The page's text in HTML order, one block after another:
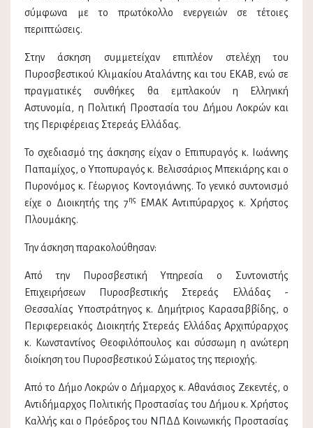
σύμφωνα με το πρωτόκολλο ενεργειών σε τέτοιες
περιπτώσεις.
Στην άσκηση συμμετείχαν επιπλέον στελέχη του
Πυροσβεστικού Κλιμακίου Αταλάντης και του ΕΚΑΒ, ενώ σε
πραγματικές συνθήκες θα εμπλακούν η Ελληνική
Αστυνομία, η Πολιτική Προστασία του Δήμου Λοκρών και
της Περιφέρειας Στερεάς Ελλάδας.
Το σχεδιασμό της άσκησης είχαν ο Επιπυραγός κ. Ιωάννης
Παπαμίχος, ο Υποπυραγός κ. Βελισσάριος Μπεκιάρης και ο
Πυρονόμος κ. Γέωργιος Κοντογιάννης. Το γενικό συντονισμό
είχε ο Διοικητής της 7ης
ΕΜΑΚ Αντιπύραρχος κ. Χρήστος
Πλουμάκης.
Την άσκηση παρακολούθησαν:
Από την Πυροσβεστική Υπηρεσία ο Συντονιστής
Επιχειρήσεων Πυροσβεστικής Στερεάς Ελλάδας -
Θεσσαλίας Υποστράτηγος κ. Δημήτριος Καρασαββίδης, ο
Περιφερειακός Διοικητής Στερεάς Ελλάδας Αρχιπύραρχος
κ. Κωνσταντίνος Θεοφιλόπουλος και σύσσωμη η ανώτερη
διοίκηση του Πυροσβεστικού Σώματος της περιοχής.
Από το Δήμο Λοκρών ο Δήμαρχος κ. Αθανάσιος Ζεκεντές, ο
Αντιδήμαρχος Πολιτικής Προστασίας του Δήμου κ. Χρήστος
Καλλής και ο Πρόεδρος του ΝΠΔΔ Κοινωνικής Προστασίας